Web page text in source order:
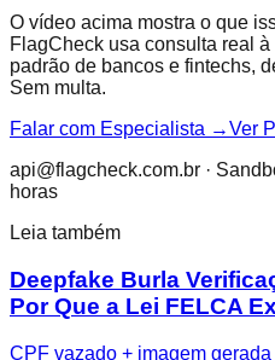
O vídeo acima mostra o que
FlagCheck usa consulta real
padrão de bancos e fintechs,
Sem multa.
Falar com Especialista →Ver
api@flagcheck.com.br ·
horas
Leia também
Deepfake Burla
Por Que a Lei FELCA
CPF vazado + imagem